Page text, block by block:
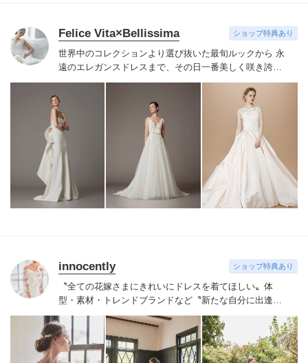
Felice Vita×Bellissima ショップ特典あり
世界中のコレクションより選び抜いた最旬ルックから 永
遠のエレガンスドレスまで、その日一番美しく咲き誇る
花嫁にふさわしいドレスをご紹介いたします。Felice
Vita×Bellissimaならではのこだわりのセレクトで、本物
志向の花嫁が納得するドレスをお届けし、手の届く贅沢
=ワンランク上の花嫁を演出致します。
innocently ショップ特典あり
〝全ての花嫁さまにきれいにドレスを着てほしい〟 体
型・素材・トレンドブランドなど〝新たな自分に出逢え
る〟幅広いラインナップが揃うinnocently。
素材・デザイ
ンにこだわったオリジナルドレスは3～23号まで展開。
国内外の有名デザイナーズドレスも多数取扱っており、
NYやミラノ・バルセロナからセレクトされたインポート